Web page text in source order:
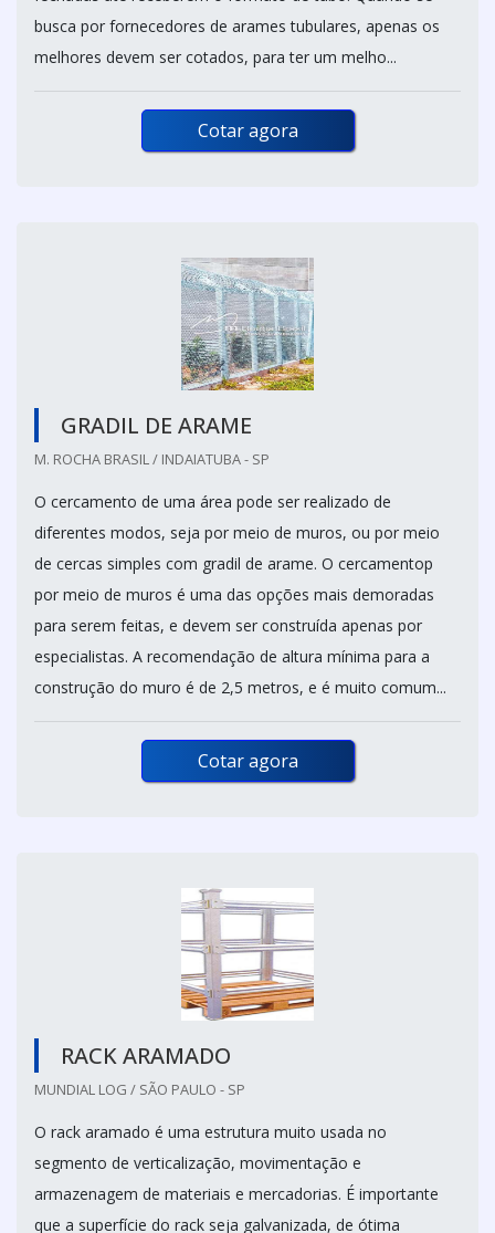
busca por fornecedores de arames tubulares, apenas os
melhores devem ser cotados, para ter um melho...
Cotar agora
GRADIL DE ARAME
M. ROCHA BRASIL / INDAIATUBA - SP
O cercamento de uma área pode ser realizado de
diferentes modos, seja por meio de muros, ou por meio
de cercas simples com gradil de arame. O cercamentop
por meio de muros é uma das opções mais demoradas
para serem feitas, e devem ser construída apenas por
especialistas. A recomendação de altura mínima para a
construção do muro é de 2,5 metros, e é muito comum...
Cotar agora
RACK ARAMADO
MUNDIAL LOG / SÃO PAULO - SP
O rack aramado é uma estrutura muito usada no
segmento de verticalização, movimentação e
armazenagem de materiais e mercadorias. É importante
que a superfície do rack seja galvanizada, de ótima